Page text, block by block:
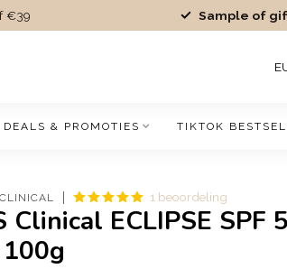
€39 Sample of
DEALS & PROMOTIES TIKTOK
1 beoordeling
Clinical ECLIPSE SPF